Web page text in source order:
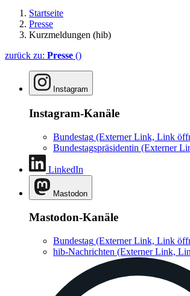
Startseite
Presse
Kurzmeldungen (hib)
zurück zu: Presse ()
Instagram
Instagram-Kanäle
Bundestag (Externer Link, Link
Bundestagspräsidentin (Externer
LinkedIn
Mastodon
Mastodon-Kanäle
Bundestag (Externer Link, Link
hib-Nachrichten (Externer Link,